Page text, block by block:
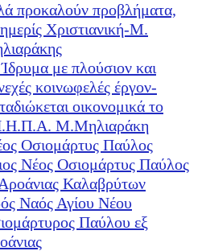
προκαλούν προβλήματα,
Χριστιανική-Μ.
με πλούσιον και
κοινωφελές έργον-
οικονομικά το
Μ.Μηλιαράκη
Οσιομάρτυς Παύλος
Νέος Οσιομάρτυς Παύλος
Καλαβρύτων
Ναός Αγίου Νέου
Παύλου εξ